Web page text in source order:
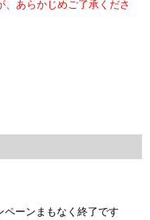
あらかじめご了承くださ
ーンまもなく終了です